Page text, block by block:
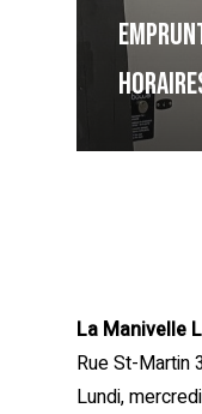
La Manivelle
Rue St-Martin
Lundi,